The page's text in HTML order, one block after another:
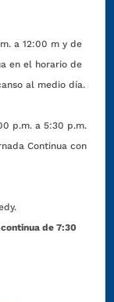
a 12:00 m y de
en el horario de
al medio día.
p.m. a 5:30 p.m.
Continua con
de 7:30